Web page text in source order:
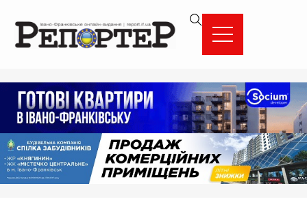
вмісту